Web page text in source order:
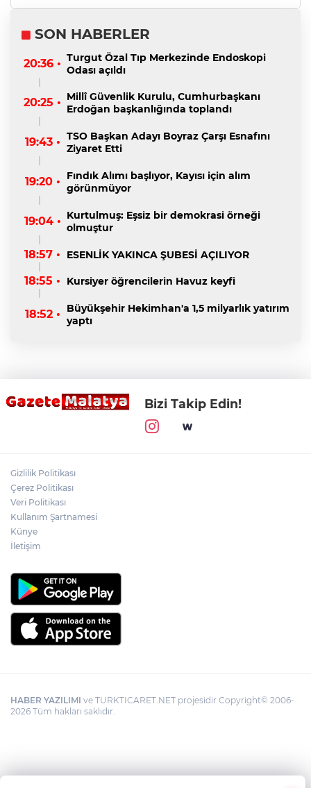
SON HABERLER
20:36 • Turgut Özal Tıp Merkezinde Endoskopi
Odası açıldı
20:25 • Millî Güvenlik Kurulu, Cumhurbaşkanı
Erdoğan başkanlığında toplandı
19:43 • TSO Başkan Adayı Boyraz Çarşı Esnafını
Ziyaret Etti
19:20 •
Fındık Alımı başlıyor, Kayısı için alım
görünmüyor
19:04 • Kurtulmuş: Eşsiz bir demokrasi örneği
olmuştur
18:57 • ESENLİK YAKINCA ŞUBESİ AÇILIYOR
18:55 • Kursiyer öğrencilerin Havuz keyfi
18:52 •
Büyükşehir Hekimhan'a 1,5 milyarlık yatırım
yaptı
Bizi Takip Edin!
Gizlilik Politikası
Çerez Politikası
Veri Politikası
Kullanım Şartnamesi
Künye
İletişim
HABER YAZILIMI ve TURKTICARET.NET projesidir Copyright© 2006-
2026 Tüm hakları saklıdır.